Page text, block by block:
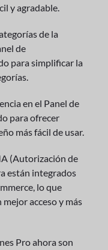
y agradable.
de la
de
para simplificar la
en el Panel de
para ofrecer
más fácil de usar.
(Autorización de
están integrados
lo que
acceso y más
Pro ahora son